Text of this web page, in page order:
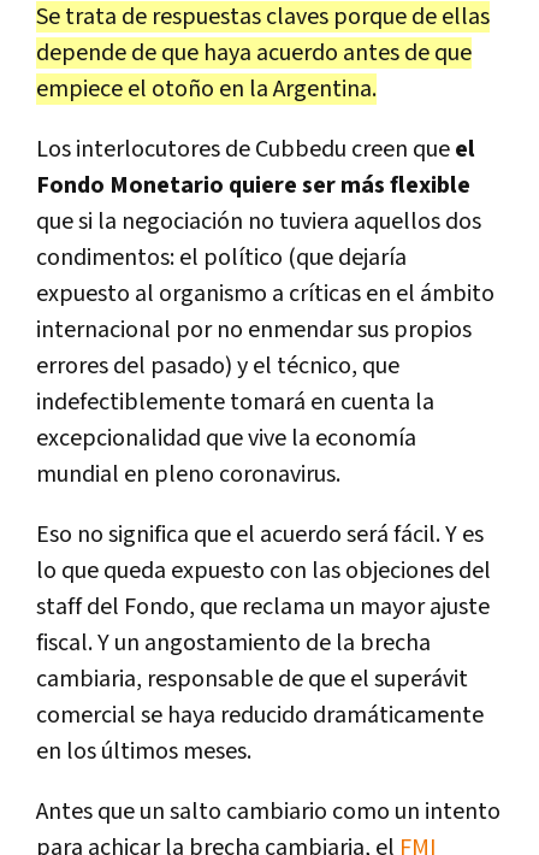
Se trata de respuestas claves porque de ellas
depende de que haya acuerdo antes de que
empiece el otoño en la Argentina.
Los interlocutores de Cubbedu creen queel
Fondo Monetario quiere ser más flexible
que si la negociación no tuviera aquellos dos
condimentos: el político (que dejaría
expuesto al organismo a críticas en el ámbito
internacional por no enmendar sus propios
errores del pasado) y el técnico, que
indefectiblemente tomará en cuenta la
excepcionalidad que vive la economía
mundial en pleno coronavirus.
Eso no significa que el acuerdo será fácil. Y es
lo que queda expuesto con las objeciones del
staff del Fondo, que reclama un mayor ajuste
fiscal. Y un angostamiento de la brecha
cambiaria, responsable de que el superávit
comercial se haya reducido dramáticamente
en los últimos meses.
Antes que un salto cambiario como un intento
para achicar la brecha cambiaria, el FMI